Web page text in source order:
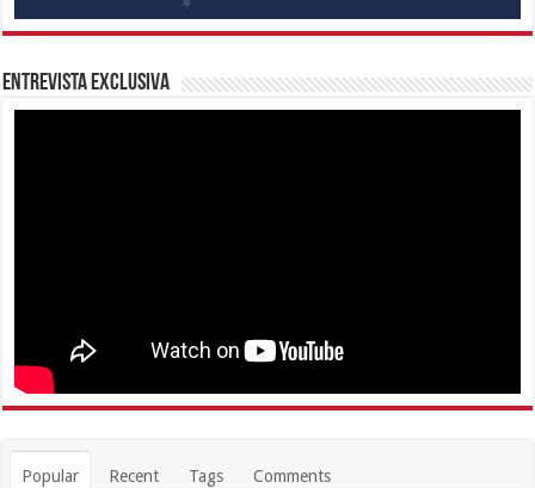
Entrevista Exclusiva
Popular Recent Tags Comments